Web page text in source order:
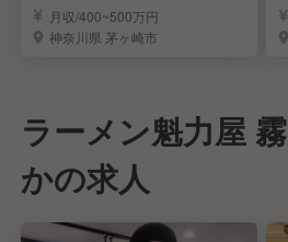
メンの店長候補募集
月収/400~500万円
神奈川県 茅ヶ崎市
ラーメン魁力屋
かの求人